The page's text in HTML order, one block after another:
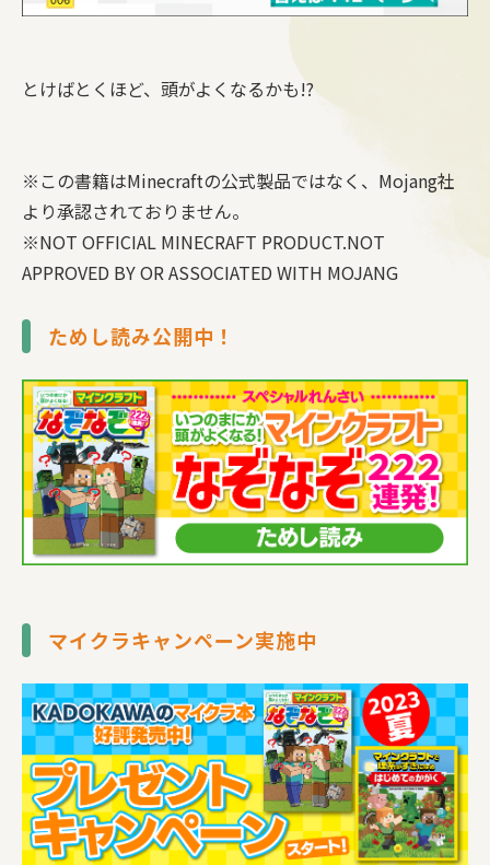
とけばとくほど、頭がよくなるかも!?
※この書籍はMinecraftの公式製品ではなく、Mojang社
より承認されておりません。
※NOT OFFICIAL MINECRAFT PRODUCT.NOT
APPROVED BY OR ASSOCIATED WITH MOJANG
ためし読み公開中！
マイクラキャンペーン実施中